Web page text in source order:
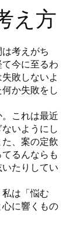
え方
考えがち
今に至るわ
敗しないよ
か失敗をし
これは最近
いようにし
、案の定飲
るんならも
たりしてい
は「悩む
に響くもの